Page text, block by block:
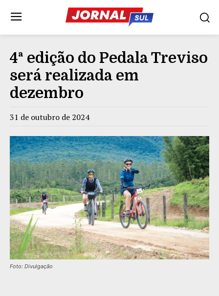
4ª edição do Pedala Treviso
será realizada em
dezembro
31 de outubro de 2024
Foto: Divulgação